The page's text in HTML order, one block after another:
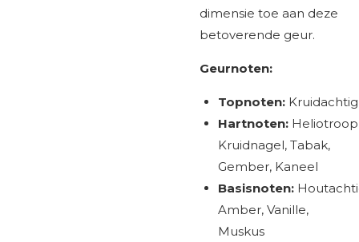
dimensie toe aan deze
betoverende geur.
Geurnoten:
Topnoten: Kruidachtig
Hartnoten:
Kruidnagel, Tabak,
Gember, Kaneel
Basisnoten:
Amber, Vanille,
Muskus